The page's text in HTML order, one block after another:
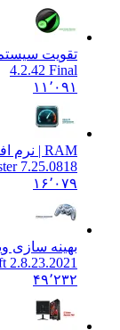
تقویت
4.2.42 Final
۱۱٬۰۹۱
RAM | نرم افزار بهینه سازی رم ویندوز
7.25.0818
۱۶٬۰۷۹
بهینه سازی
2.8.23.2021
۴۹٬۲۳۲